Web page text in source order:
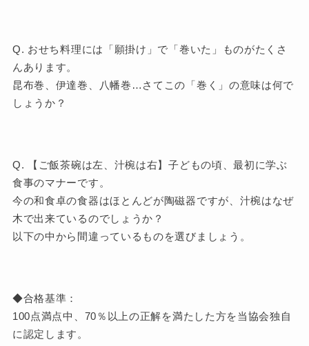
Q. おせち料理には「願掛け」で「巻いた」ものがたくさ
んあります。
昆布巻、伊達巻、八幡巻…さてこの「巻く」の意味は何で
しょうか？
Q. 【ご飯茶碗は左、汁椀は右】子どもの頃、最初に学ぶ
食事のマナーです。
今の和食卓の食器はほとんどが陶磁器ですが、汁椀はなぜ
木で出来ているのでしょうか？
以下の中から間違っているものを選びましょう。
◆合格基準：
100点満点中、70％以上の正解を満たした方を当協会独自
に認定します。